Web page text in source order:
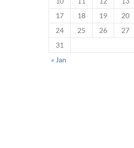
17
18 19 20
24
25 26 27
31
« Jan